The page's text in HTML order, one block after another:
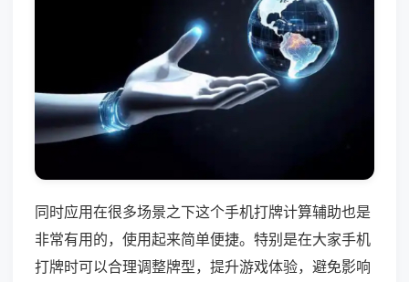
同时应用在很多场景之下这个手机打牌计算辅助也是
非常有用的，使用起来简单便捷。特别是在大家手机
打牌时可以合理调整牌型，提升游戏体验，避免影响